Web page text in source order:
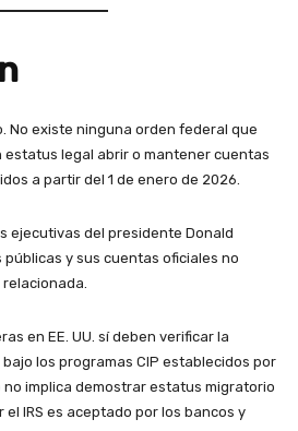
No existe ninguna orden federal que
estatus legal abrir o mantener cuentas
a partir del 1 de enero de 2026.
ejecutivas del presidente Donald
públicas y sus cuentas oficiales no
en EE. UU. sí deben verificar la
los programas CIP establecidos por
implica demostrar estatus migratorio
el IRS es aceptado por los bancos y